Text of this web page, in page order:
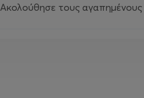
Ακολούθησε τους αγαπημένους